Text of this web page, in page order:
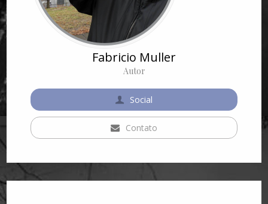
Fabricio Muller
Autor
Social
Contato